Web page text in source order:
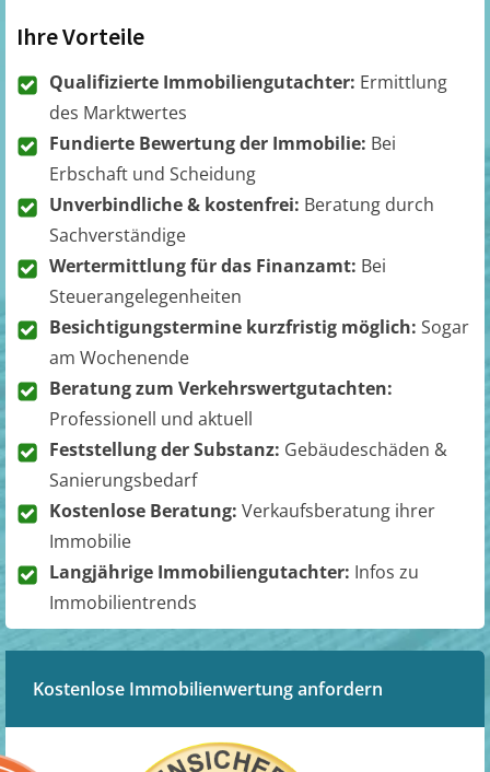
Ihre Vorteile
Qualifizierte Immobiliengutachter: Ermittlung
des Marktwertes
Fundierte Bewertung der Immobilie: Bei
Erbschaft und Scheidung
Unverbindliche & kostenfrei: Beratung durch
Sachverständige
Wertermittlung für das Finanzamt: Bei
Steuerangelegenheiten
Besichtigungstermine kurzfristig möglich: Sogar
am Wochenende
Beratung zum Verkehrswertgutachten:
Professionell und aktuell
Feststellung der Substanz: Gebäudeschäden &
Sanierungsbedarf
Kostenlose Beratung: Verkaufsberatung ihrer
Immobilie
Langjährige Immobiliengutachter: Infos zu
Immobilientrends
Kostenlose Immobilienwertung anfordern